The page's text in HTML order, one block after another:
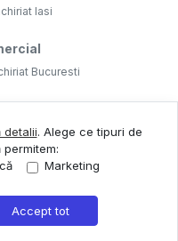
Iasi
Bucuresti
Ro S.R.L.
detalii. Alege ce tipuri de
Marketing
Accept tot